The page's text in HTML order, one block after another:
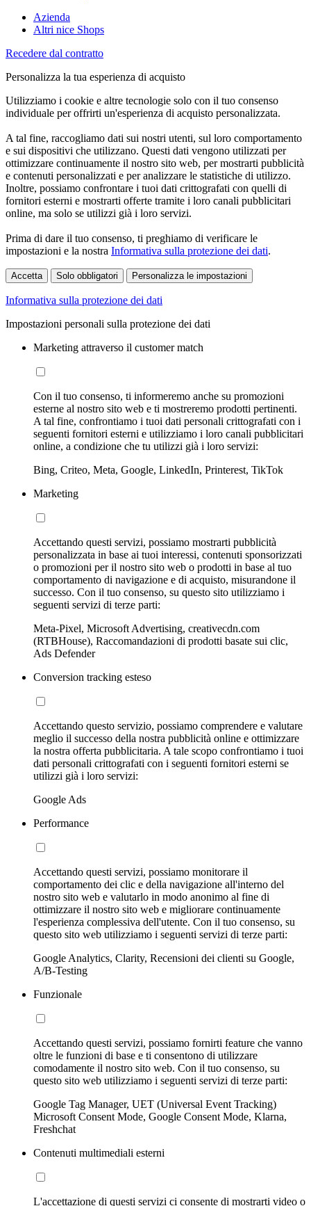
Azienda
Altri nice Shops
Recedere dal contratto
Personalizza la tua esperienza di acquisto
Utilizziamo i cookie e altre tecnologie solo con il tuo consenso
individuale per offrirti un'esperienza di acquisto personalizzata.
A tal fine, raccogliamo dati sui nostri utenti, sul loro comportamento
e sui dispositivi che utilizzano. Questi dati vengono utilizzati per
ottimizzare continuamente il nostro sito web, per mostrarti pubblicità
e contenuti personalizzati e per analizzare le statistiche di utilizzo.
Inoltre, possiamo confrontare i tuoi dati crittografati con quelli di
fornitori esterni e mostrarti offerte tramite i loro canali pubblicitari
online, ma solo se utilizzi già i loro servizi.
Prima di dare il tuo consenso, ti preghiamo di verificare le
impostazioni e la nostra Informativa sulla protezione dei dati.
Accetta Solo obbligatori Personalizza le impostazioni
Informativa sulla protezione dei dati
Impostazioni personali sulla protezione dei dati
Marketing attraverso il customer match
Con il tuo consenso, ti informeremo anche su promozioni
esterne al nostro sito web e ti mostreremo prodotti pertinenti.
A tal fine, confrontiamo i tuoi dati personali crittografati con i
seguenti fornitori esterni e utilizziamo i loro canali pubblicitari
online, a condizione che tu utilizzi già i loro servizi:
Bing, Criteo, Meta, Google, LinkedIn, Printerest, TikTok
Marketing
Accettando questi servizi, possiamo mostrarti pubblicità
personalizzata in base ai tuoi interessi, contenuti sponsorizzati
o promozioni per il nostro sito web o prodotti in base al tuo
comportamento di navigazione e di acquisto, misurandone il
successo. Con il tuo consenso, su questo sito utilizziamo i
seguenti servizi di terze parti:
Meta-Pixel, Microsoft Advertising, creativecdn.com
(RTBHouse), Raccomandazioni di prodotti basate sui clic,
Ads Defender
Conversion tracking esteso
Accettando questo servizio, possiamo comprendere e valutare
meglio il successo della nostra pubblicità online e ottimizzare
la nostra offerta pubblicitaria. A tale scopo confrontiamo i tuoi
dati personali crittografati con i seguenti fornitori esterni se
utilizzi già i loro servizi:
Google Ads
Performance
Accettando questi servizi, possiamo monitorare il
comportamento dei clic e della navigazione all'interno del
nostro sito web e valutarlo in modo anonimo al fine di
ottimizzare il nostro sito web e migliorare continuamente
l'esperienza complessiva dell'utente. Con il tuo consenso, su
questo sito web utilizziamo i seguenti servizi di terze parti:
Google Analytics, Clarity, Recensioni dei clienti su Google,
A/B-Testing
Funzionale
Accettando questi servizi, possiamo fornirti feature che vanno
oltre le funzioni di base e ti consentono di utilizzare
comodamente il nostro sito web. Con il tuo consenso, su
questo sito web utilizziamo i seguenti servizi di terze parti:
Google Tag Manager, UET (Universal Event Tracking)
Microsoft Consent Mode, Google Consent Mode, Klarna,
Freshchat
Contenuti multimediali esterni
L'accettazione di questi servizi ci consente di mostrarti video o